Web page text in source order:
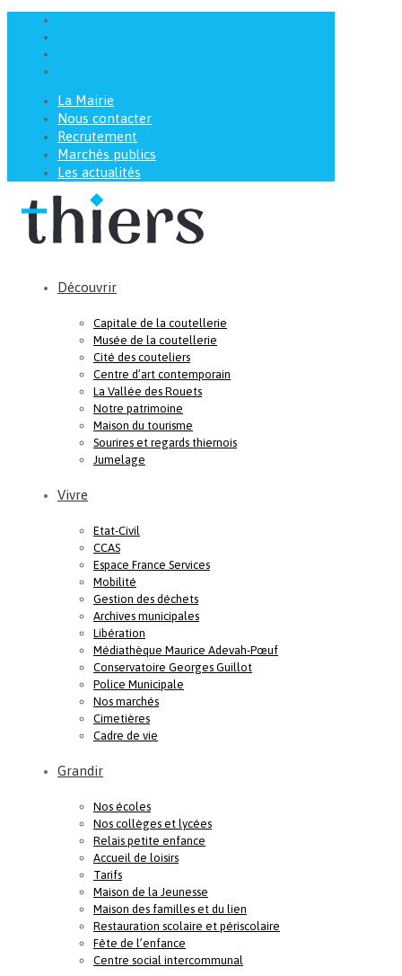
La Mairie
Nous contacter
Recrutement
Marchés publics
Les actualités
Découvrir
Capitale de la coutellerie
Musée de la coutellerie
Cité des couteliers
Centre d’art contemporain
La Vallée des Rouets
Notre patrimoine
Maison du tourisme
Sourires et regards thiernois
Jumelage
Vivre
Etat-Civil
CCAS
Espace France Services
Mobilité
Gestion des déchets
Archives municipales
Libération
Médiathèque Maurice Adevah-Pœuf
Conservatoire Georges Guillot
Police Municipale
Nos marchés
Cimetières
Cadre de vie
Grandir
Nos écoles
Nos collèges et lycées
Relais petite enfance
Accueil de loisirs
Tarifs
Maison de la Jeunesse
Maison des familles et du lien
Restauration scolaire et périscolaire
Fête de l’enfance
Centre social intercommunal